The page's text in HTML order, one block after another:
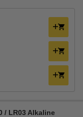
/ LR03 Alkaline